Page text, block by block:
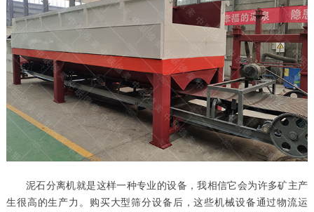
泥石分离机就是这样一种专业的设备，我相信它会为许多矿主产
生很高的生产力。购买大型筛分设备后，这些机械设备通过物流运